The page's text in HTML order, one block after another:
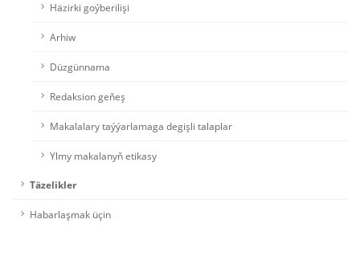
Häzirki goýberilişi
Arhiw
Düzgünnama
Redaksion geňeş
Makalalary taýýarlamaga degişli talaplar
Ylmy makalanyň etikasy
Täzelikler
Habarlaşmak üçin